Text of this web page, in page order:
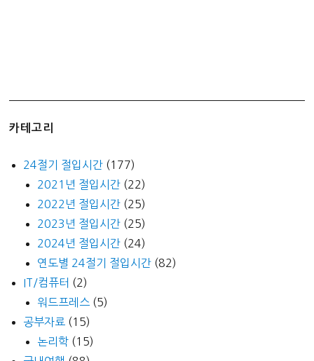
카테고리
24절기 절입시간 (177)
2021년 절입시간 (22)
2022년 절입시간 (25)
2023년 절입시간 (25)
2024년 절입시간 (24)
연도별 24절기 절입시간 (82)
IT/컴퓨터 (2)
워드프레스 (5)
공부자료 (15)
논리학 (15)